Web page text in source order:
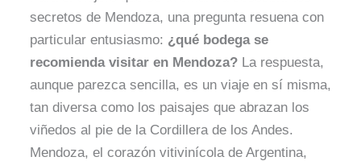
secretos de Mendoza, una pregunta resuena con
particular entusiasmo: ¿qué bodega se
recomienda visitar en Mendoza? La respuesta,
aunque parezca sencilla, es un viaje en sí misma,
tan diversa como los paisajes que abrazan los
viñedos al pie de la Cordillera de los Andes.
Mendoza, el corazón vitivinícola de Argentina,